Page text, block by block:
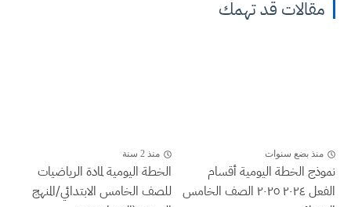
مقالات قد تهمك
منذ بضع سنوات
نموذج الخطة اليومية أقسام
الفعل ٢٠٢٤ ٢٠٢٥ الصف الخامس
منذ 2 سنة
الخطة اليومية لمادة الرياضيات
للصف الخامس الابتدائي/المنهج